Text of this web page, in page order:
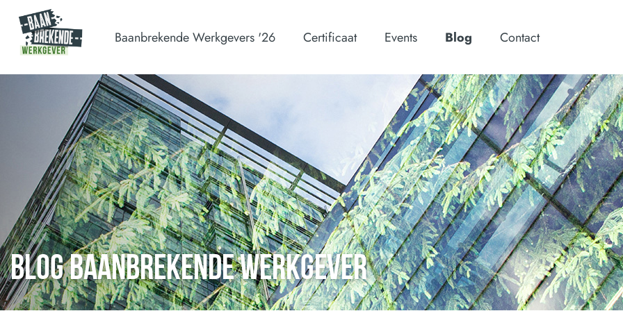
Baanbrekende Werkgevers '26 Certificaat Events Blog Contact
BLOG BAANBREKENDE WERKGEVER